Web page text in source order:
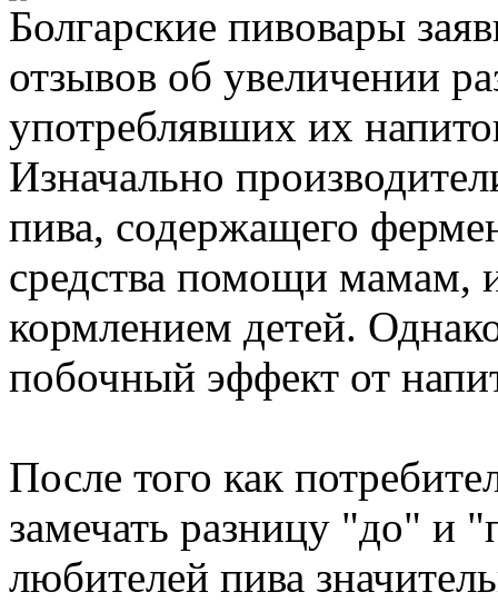
Болгарские пивовары
отзывов об увеличении
употреблявших их
Изначально
пива, содержащего
средства помощи
кормлением детей.
побочный эффект от
После того как
замечать разницу "до" и
любителей пива